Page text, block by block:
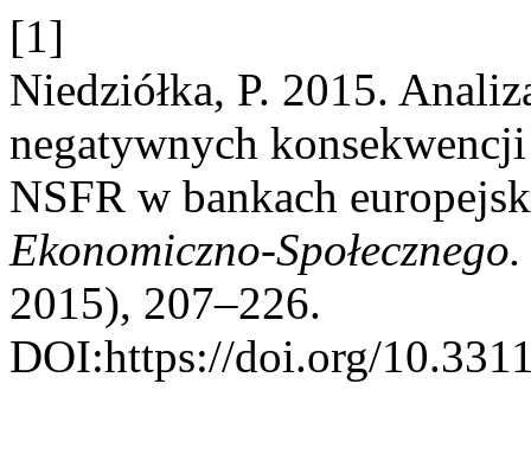
[1]
Niedziółka, P. 2015.
negatywnych
NSFR w bankach
Ekonomiczno-
2015), 207–226.
DOI:https://doi.org/